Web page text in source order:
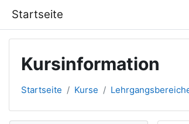
Startseite
Kursinformation
Startseite Kurse